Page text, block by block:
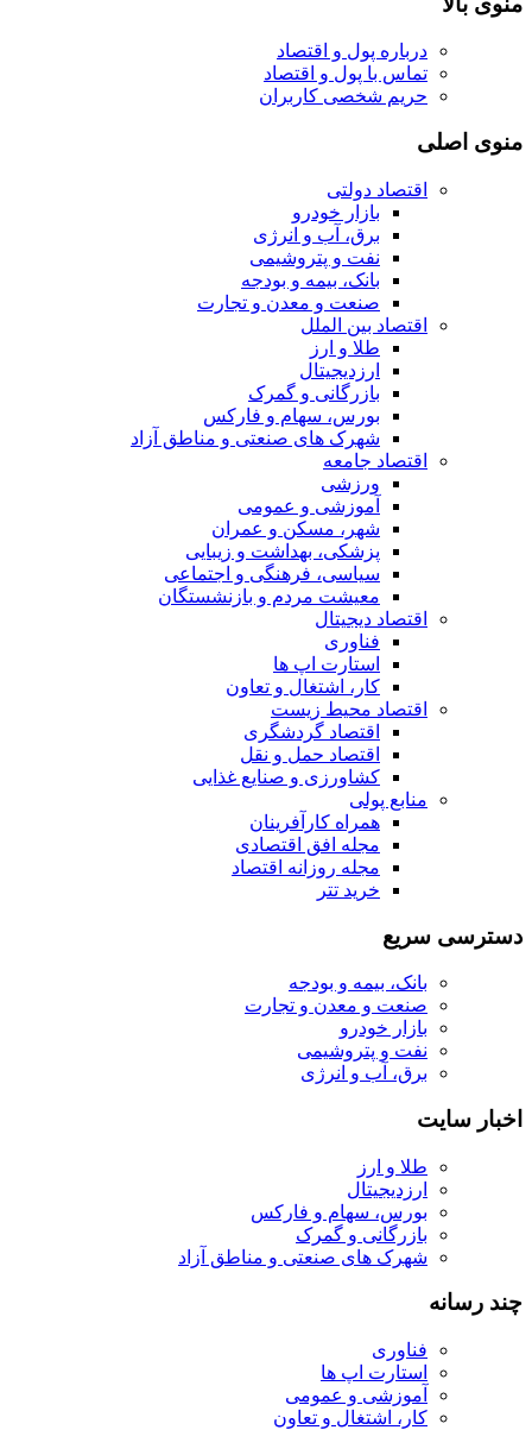
درباره پول و اقتصاد
تماس با پول و اقتصاد
حریم شخصی کاربران
منوی اصلی
اقتصاد دولتی
بازار خودرو
برق، آب و انرژی
نفت و پتروشیمی
بانک، بیمه و بودجه
صنعت و معدن و تجارت
اقتصاد بین الملل
طلا و ارز
ارزدیجیتال
بازرگانی و گمرک
بورس، سهام و فارکس
شهرک های صنعتی و مناطق آزاد
اقتصاد جامعه
ورزشی
آموزشی و عمومی
شهر، مسکن و عمران
پزشکی، بهداشت و زیبایی
سیاسی، فرهنگی و اجتماعی
معیشت مردم و بازنشستگان
اقتصاد دیجیتال
فناوری
استارت اپ ها
کار، اشتغال و تعاون
اقتصاد محیط زیست
اقتصاد گردشگری
اقتصاد حمل و نقل
کشاورزی و صنایع غذایی
منابع پولی
همراه کارآفرینان
مجله افق اقتصادی
مجله روزانه اقتصاد
خرید تتر
دسترسی سریع
بانک، بیمه و بودجه
صنعت و معدن و تجارت
بازار خودرو
نفت و پتروشیمی
برق، آب و انرژی
اخبار سایت
طلا و ارز
ارزدیجیتال
بورس، سهام و فارکس
بازرگانی و گمرک
شهرک های صنعتی و مناطق آزاد
چند رسانه
فناوری
استارت اپ ها
آموزشی و عمومی
کار، اشتغال و تعاون